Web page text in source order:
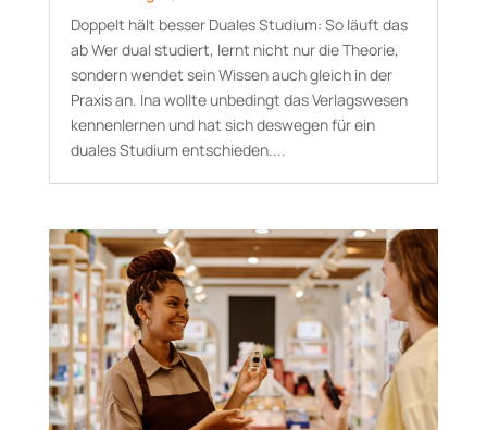
Doppelt hält besser Duales Studium: So läuft das
ab Wer dual studiert, lernt nicht nur die Theorie,
sondern wendet sein Wissen auch gleich in der
Praxis an. Ina wollte unbedingt das Verlagswesen
kennenlernen und hat sich deswegen für ein
duales Studium entschieden....